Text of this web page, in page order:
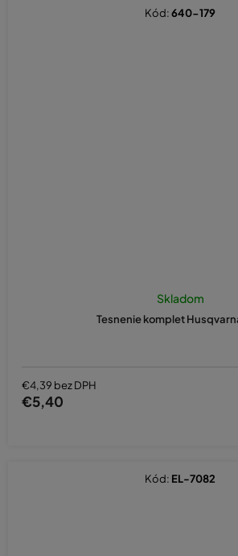
Tesnenie komplet
Skladom
€4,39 bez DPH
€5,40
Kód:640-179
Kód: EL-7082